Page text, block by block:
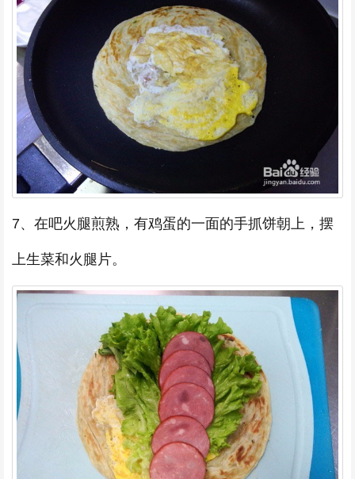
7、在吧火腿煎熟，有鸡蛋的一面的手抓饼朝上，摆
上生菜和火腿片。